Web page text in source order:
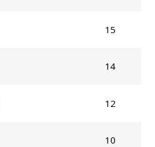
15
14
12
10